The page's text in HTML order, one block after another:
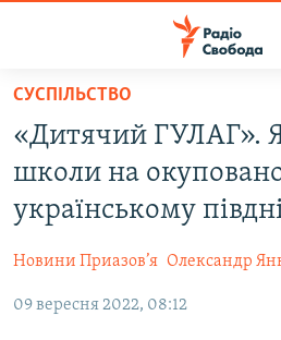
Перейти
основного
матеріалу
Перейти
до
основної
Перейти
ВСЕ ЗА ДОБУ
СТАТТІ
ЕКОНОМІКА
СУСПІЛЬСТВО
РОСІЙСЬКА «ФІЛЬТРАЦІЯ»
ДОНБАС.РЕАЛІЇ
СУСПІЛЬСТВО
«Дитячий ГУЛАГ».
школи на
українському
Новини Приазов’я Олександр
09 вересня 2022, 08:12